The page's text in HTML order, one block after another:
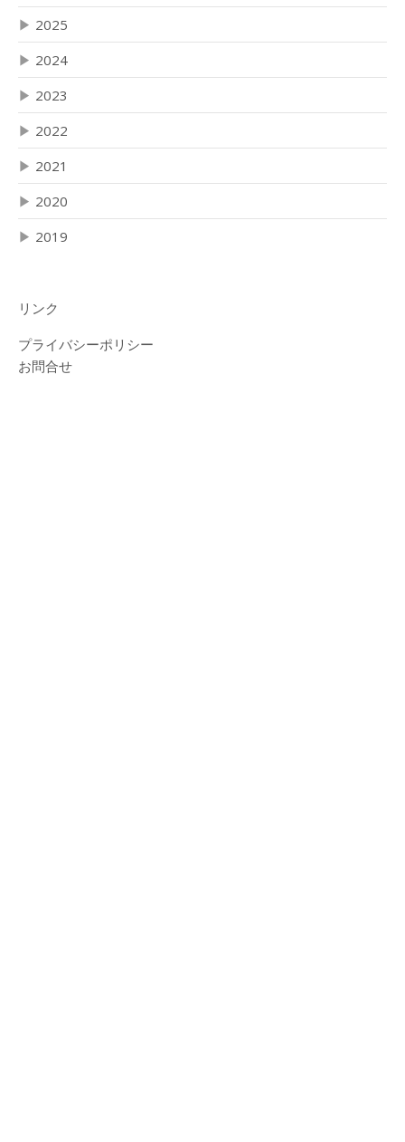
▶ 2025
▶ 2024
▶ 2023
▶ 2022
▶ 2021
▶ 2020
▶ 2019
リンク
プライバシーポリシー
お問合せ